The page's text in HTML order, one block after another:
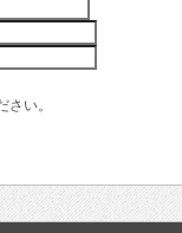
さい。